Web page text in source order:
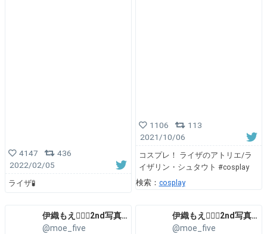
4147
436
2022/02/05
ライザ🧪
1106
113
2021/10/06
コスプレ！ ライザのアトリエ/ラ
イザリン・シュタウト #cosplay
検索： cosplay
伊織もえ❤️‍🔥㊗️2nd写真集発売🥳東リベ出演✌️FANICON開設❤️‍🔥
@moe_five
伊織もえ❤️‍🔥㊗️2nd写真集発売🥳東リベ出演✌️FANICON開設❤️‍🔥
@moe_five